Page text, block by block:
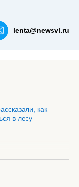
lenta@newsvl.ru
как
в лесу